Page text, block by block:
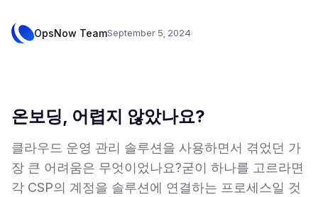
OpsNow TeamSeptember 5, 2024
온보딩, 어렵지 않았나요?
클라우드 운영 관리 솔루션을 사용하면서 겪었던 가
장 큰 어려움은 무엇이었나요?굳이 하나를 고르라면
각 CSP의 계정을 솔루션에 연결하는 프로세스일 것